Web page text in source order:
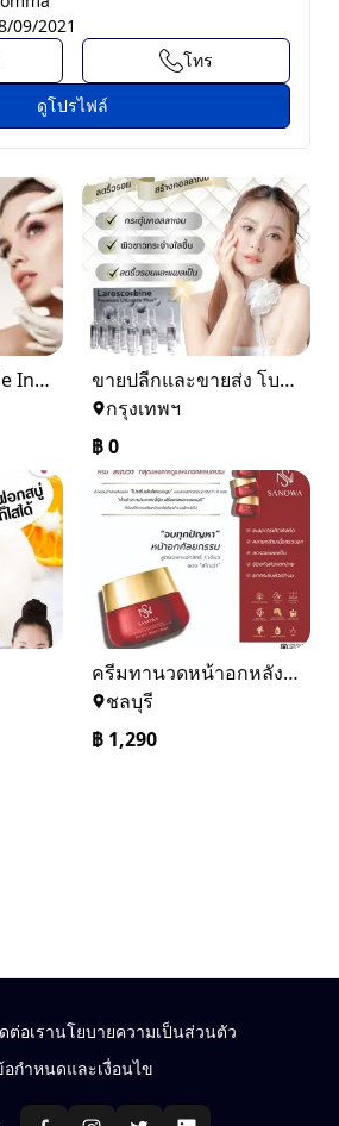
09/2021
โทร
ดูโปรไฟล์
Botox Anti-Wrinkle Injections and Treatment
ขายปลีกและขายส่ง โบท็อกซ์หน้าเรียวสวย กลูต้าไธโอนผิวขาวแบบฉีด ฟิลเลอร์ ยาฉีดผิวขาวกลูต้าฉีดของแท้ราคาถูกที่สุด
กรุงเทพฯ
฿0
ครีมทานวดหน้าอกหลังศัลยกรรม SANOWA SPECIALTY BREAST CREAM
ชลบุรี
฿ 1,290
ต่อเรานโยบายความเป็นส่วนตัว
กำหนดและเงื่อนไข